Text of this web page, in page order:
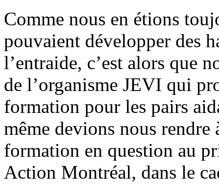
Comme nous en étions
pouvaient développer des
l’entraide, c’est alors que
de l’organisme JEVI qui
formation pour les pairs
même devions nous
formation en question au
Action Montréal, dans le